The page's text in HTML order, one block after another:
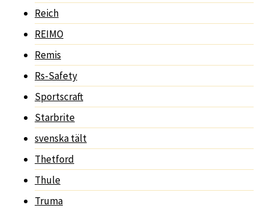
Reich
REIMO
Remis
Rs-Safety
Sportscraft
Starbrite
svenska tält
Thetford
Thule
Truma